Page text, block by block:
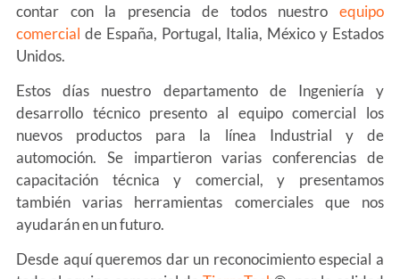
contar con la presencia de todos nuestroequipo
comercial de España, Portugal, Italia, México y Estados
Unidos.
Estos días nuestro departamento de Ingeniería y
desarrollo técnico presento al equipo comercial los
nuevos productos para la línea Industrial y de
automoción. Se impartieron varias conferencias de
capacitación técnica y comercial, y presentamos
también varias herramientas comerciales que nos
ayudarán en un futuro.
Desde aquí queremos dar un reconocimiento especial a